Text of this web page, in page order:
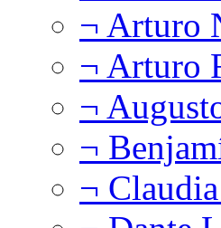
¬ Arturo
¬ Arturo
¬
¬
¬